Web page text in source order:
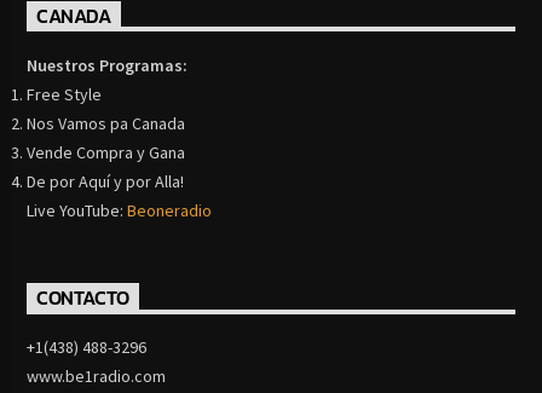
CANADA
Nuestros Programas:
Free Style
Nos Vamos pa Canada
Vende Compra y Gana
De por Aquí y por Alla!
Live YouTube:Beoneradio
CONTACTO
+1(438) 488-3296
www.be1radio.com